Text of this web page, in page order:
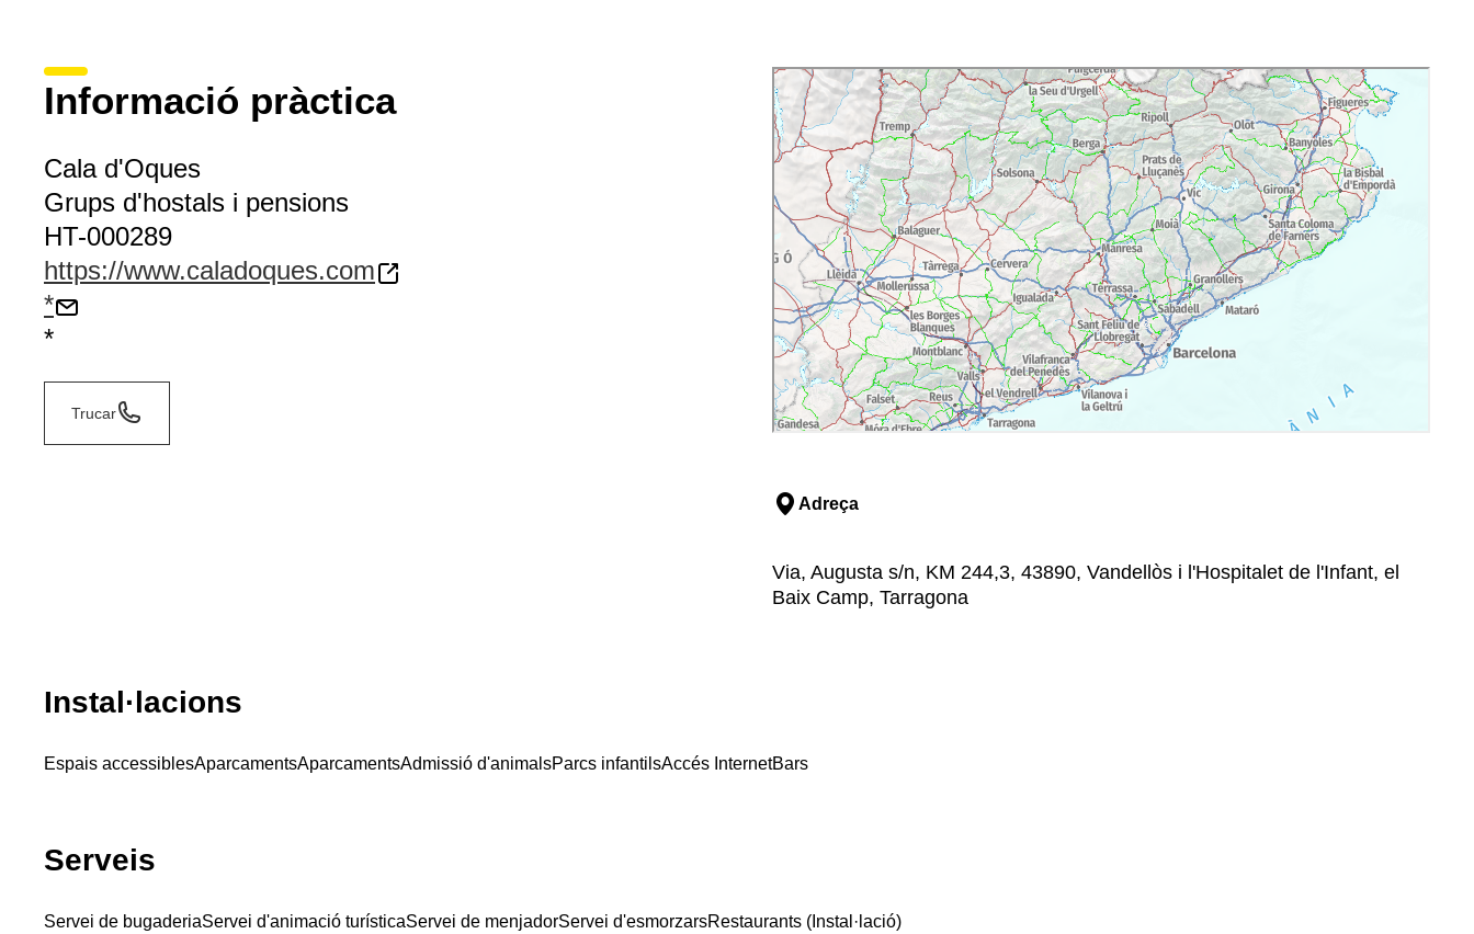
Informació pràctica
Cala d'Oques
Grups d'hostals i pensions
HT-000289
https://www.caladoques.com
*
*
Trucar
Adreça
Via, Augusta s/n, KM 244,3, 43890, Vandellòs i l'Hospitalet de l'Infant, el
Baix Camp, Tarragona
Instal·lacions
Espais accessiblesAparcamentsAparcamentsAdmissió d'animalsParcs infantilsAccés InternetBars
Serveis
Servei de bugaderiaServei d'animació turísticaServei de menjadorServei d'esmorzarsRestaurants (Instal·lació)